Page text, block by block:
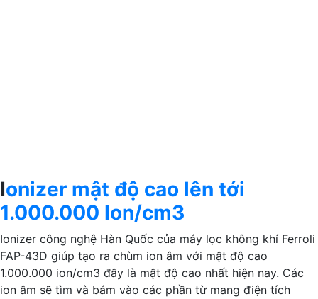
Ionizer mật độ cao lên tới
1.000.000 Ion/cm3
Ionizer công nghệ Hàn Quốc của máy lọc không khí Ferroli
FAP-43D giúp tạo ra chùm ion âm với mật độ cao
1.000.000 ion/cm3 đây là mật độ cao nhất hiện nay. Các
ion âm sẽ tìm và bám vào các phần từ mang điện tích